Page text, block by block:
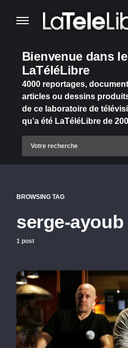
Bienvenue dans
LaTéléLibre
4000 reportages,
articles ou dessins
de ce laboratoire de
qu’a été LaTéléLibre de
BROWSING TAG
serge-ayoub
1 post